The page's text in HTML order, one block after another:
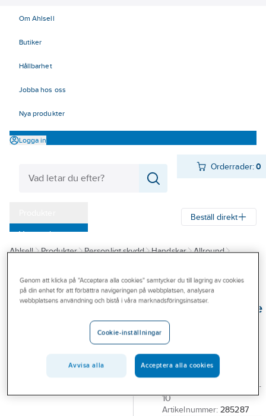
Om Ahlsell
Butiker
Hållbarhet
Jobba hos oss
Nya produkter
Logga in
Orderrader:0
Varumärken
Kampanjer
Outlet
Branscher
Beställ direkt
Ahlsell Produkter Personligt skydd Handskar
Allround
ACTIVEWEAR
Montagehandske
Activewear 1102
MONTAGEHANDSKE
ACTIVEWEAR 1102
MO1126B
GETNARV/BOMULL STL
10
Artikelnummer: 285287
Genom att klicka på "Acceptera alla cookies" samtycker du till lagring av cookies
på din enhet för att förbättra navigeringen på webbplatsen, analysera
webbplatsens användning och bistå i våra marknadsföringsinsatser.
Cookie-inställningar
Avvisa alla Acceptera alla cookies